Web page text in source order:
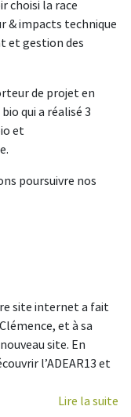
choisi la race
& impacts technique
et gestion des
de projet en
qui a réalisé 3
et
poursuivre nos
site internet a fait
et à sa
site. En
l’ADEAR13 et
Lire la suite